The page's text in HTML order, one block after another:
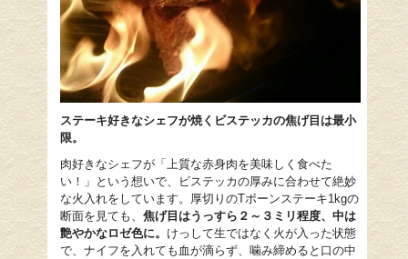
ステーキ好きなシェフが焼くビステッカの焦げ目は最小
限。
肉好きなシェフが「上質な赤身肉を美味しく食べた
い！」という想いで、ビステッカの厚みに合わせて絶妙
な火入れをしています。厚切りのTボーンステーキ1kgの
断面を見ても、焦げ目はうっすら２～３ミリ程度、中は
艶やかなロゼ色に。 けっして生ではなく火が入った状態
で、ナイフを入れても血が滴らず、噛み締めると口の中